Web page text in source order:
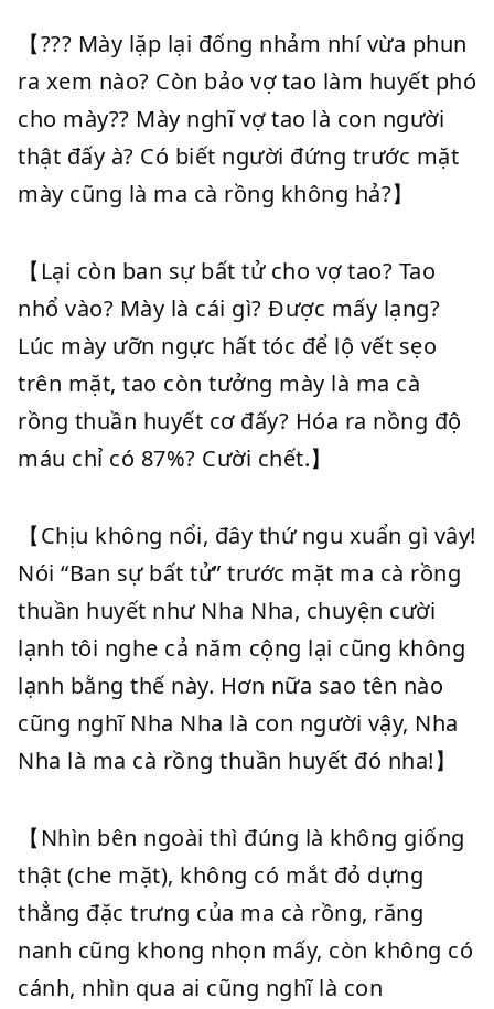
【??? Mày lặp lại đống nhảm nhí vừa phun
ra xem nào? Còn bảo vợ tao làm huyết phó
cho mày?? Mày nghĩ vợ tao là con người
thật đấy à? Có biết người đứng trước mặt
mày cũng là ma cà rồng không hả?】
【Lại còn ban sự bất tử cho vợ tao? Tao
nhổ vào? Mày là cái gì? Được mấy lạng?
Lúc mày ưỡn ngực hất tóc để lộ vết sẹo
trên mặt, tao còn tưởng mày là ma cà
rồng thuần huyết cơ đấy? Hóa ra nồng độ
máu chỉ có 87%? Cười chết.】
【Chịu không nổi, đây thứ ngu xuẩn gì vây!
Nói “Ban sự bất tử” trước mặt ma cà rồng
thuần huyết như Nha Nha, chuyện cười
lạnh tôi nghe cả năm cộng lại cũng không
lạnh bằng thế này. Hơn nữa sao tên nào
cũng nghĩ Nha Nha là con người vậy, Nha
Nha là ma cà rồng thuần huyết đó nha!】
【Nhìn bên ngoài thì đúng là không giống
thật (che mặt), không có mắt đỏ dựng
thẳng đặc trưng của ma cà rồng, răng
nanh cũng khong nhọn mấy, còn không có
cánh, nhìn qua ai cũng nghĩ là con